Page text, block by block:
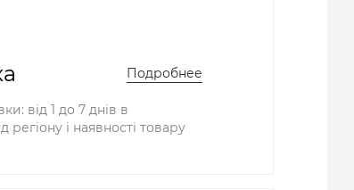
Подробнее
від 1 до 7 днів в
регіону і наявності товару